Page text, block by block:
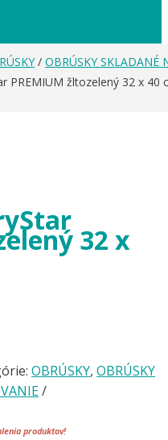
/ OBRÚSKY SKLADANÉ
PREMIUM žltozelený 32 x 40
32 x
OBRÚSKY, OBRÚSKY
produktov!